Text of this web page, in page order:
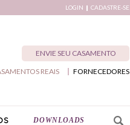
LOGIN CADASTRE-SE
ENVIE SEU CASAMENTO
FORNECEDORES
REAIS
DOWNLOADS